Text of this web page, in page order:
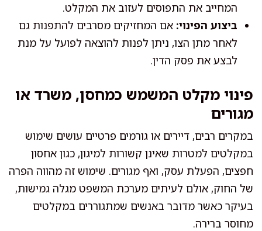
המחייב את התפוסים לעזוב את המקלט.
ביצוע הפינוי: אם המחזיקים מסרבים להתפנות גם
לאחר מתן הצו, ניתן לפנות להוצאה לפועל על מנת
לבצע את פסק הדין.
פינוי מקלט המשמש כמחסן, משרד או
מגורים
במקרים רבים, דיירים או גורמים פרטיים עושים שימוש
במקלטים למטרות שאינן קשורות למיגון, כגון אחסון
חפצים, הפעלת עסק, ואף מגורים. שימוש זה מהווה הפרה
של החוק, אולם לעיתים מערכת המשפט מגלה גמישות,
בעיקר כאשר מדובר באנשים שמתגוררים במקלטים
מחוסר ברירה.